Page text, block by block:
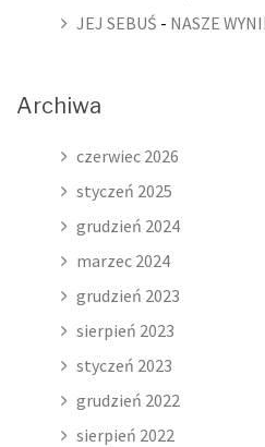
JEJ SEBUŚ - NASZE
Archiwa
czerwiec 2026
styczeń 2025
grudzień 2024
marzec 2024
grudzień 2023
sierpień 2023
styczeń 2023
grudzień 2022
sierpień 2022